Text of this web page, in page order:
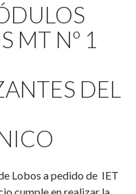
MT Nº 1
DEL
Lobos a pedido de IET